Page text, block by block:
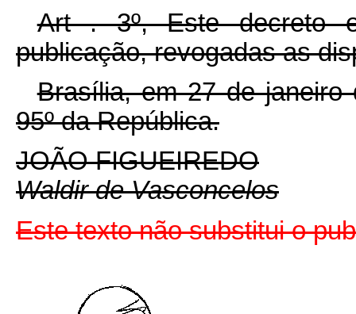
Art . 3º, Este decreto
publicação, revogadas as
Brasília, em 27 de janeiro
95º da República.
JOÃO FIGUEIREDO
Waldir de Vasconcelos
Este texto não substitui o